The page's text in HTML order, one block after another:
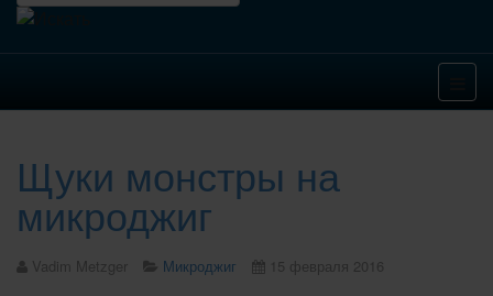
Щуки монстры на
микроджиг
Vadim Metzger Микроджиг 15 февраля 2016